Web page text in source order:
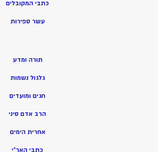
כתבי המקובלים
עשר ספירות
תורה ומדע
גלגול נשמות
חגים ומועדים
הרב אדם סיני
אחרית הימים
כתבי האר”י